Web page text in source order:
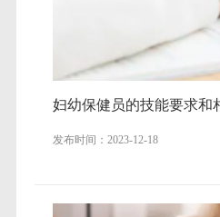
妇幼保健员的技能要求和
发布时间：2023-12-18